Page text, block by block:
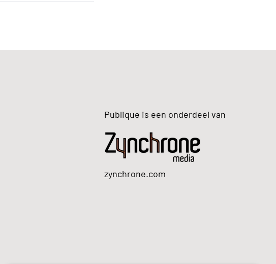
Publique is een onderdeel van
zynchrone.com